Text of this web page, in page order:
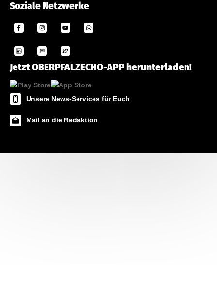
Soziale Netzwerke
Jetzt OBERPFALZECHO-APP herunterladen!
Unsere News-Services für Euch
Mail an die Redaktion